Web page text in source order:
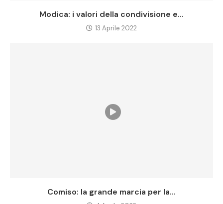
Modica: i valori della condivisione e...
13 Aprile 2022
Comiso: la grande marcia per la...